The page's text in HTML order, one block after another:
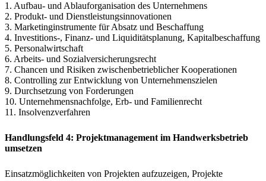
1. Aufbau- und Ablauforganisation des Unternehmens
2. Produkt- und Dienstleistungsinnovationen
3. Marketinginstrumente für Absatz und Beschaffung
4. Investitions-, Finanz- und Liquiditätsplanung, Kapitalbeschaffung
5. Personalwirtschaft
6. Arbeits- und Sozialversicherungsrecht
7. Chancen und Risiken zwischenbetrieblicher Kooperationen
8. Controlling zur Entwicklung von Unternehmenszielen
9. Durchsetzung von Forderungen
10. Unternehmensnachfolge, Erb- und Familienrecht
11. Insolvenzverfahren
Handlungsfeld 4: Projektmanagement im Handwerksbetrieb
umsetzen
Einsatzmöglichkeiten von Projekten aufzuzeigen, Projekte